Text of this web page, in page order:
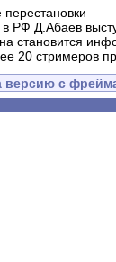
РФ Д.Абаев
становится
20 стримеров
версию с